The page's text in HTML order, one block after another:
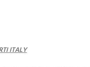
ITALY